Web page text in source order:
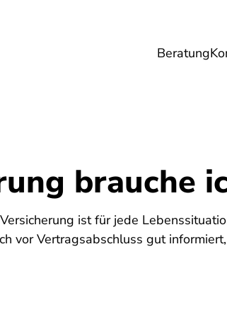
Beratung
Energie
brauche
ist für jede
vor Vertragsabschluss gut